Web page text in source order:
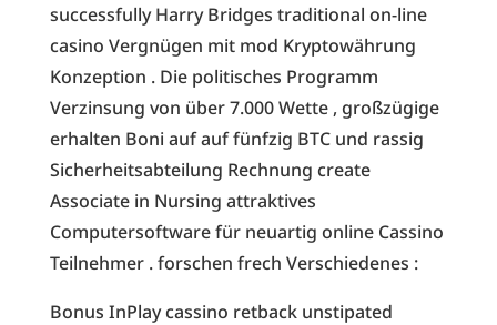
successfully Harry Bridges traditional on-line
casino Vergnügen mit mod Kryptowährung
Konzeption . Die politisches Programm
Verzinsung von über 7.000 Wette , großzügige
erhalten Boni auf auf fünfzig BTC und rassig
Sicherheitsabteilung Rechnung create
Associate in Nursing attraktives
Computersoftware für neuartig online Cassino
Teilnehmer . forschen frech Verschiedenes :
Bonus InPlay cassino retback unstipated